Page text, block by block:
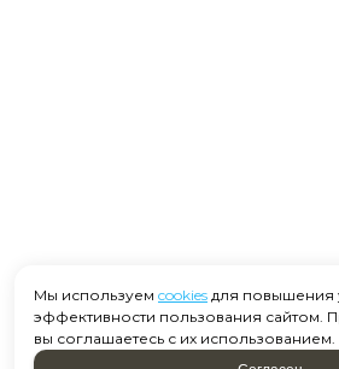
Мы используем cookies для повышения
эффективности пользования сайтом.
вы соглашаетесь с их использованием.